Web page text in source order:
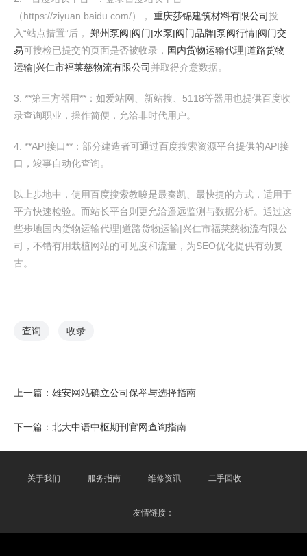
（https://ziyuan.baidu.com/）， 重庆莎锦建筑材料有限公司投
入“站点措置”后， 郑州泵阀|阀门|水泵|阀门品牌|泵阀行情|阀门交
易可搜检已提交的页面是否被收录， 国内货物运输代理|道路货物
运输|兴仁市福莱慈物流有限公司 并取得介意数据。
3. **第三方器用**：如爱站网、新站搜、5118等器用也提供百度收
录查询职业，操作简便，允洽非时代用户。
4. **API接口**：部分建造者可通过百度搜索资源平台提供的API接
口，竣事自动化查询。
以上步地中，使用百度搜索教唆是最奏凯、最快捷的方式，适用于
平方快速检验。而站长平台则更允洽遥远监测与数据分析。通过这
些步地国内货物运输代理|道路货物运输|兴仁市福莱慈物流有限公
司，不错有用栽植网站的可见度和流量，为SEO优化提供有劲复
古。
查询 收录
上一篇： 雄安网站确立公司保举与选择指南
下一篇： 北大中语中枢期刊官网查询指南
关于我们 服务指南 维修资讯 二手回收
友情链接：